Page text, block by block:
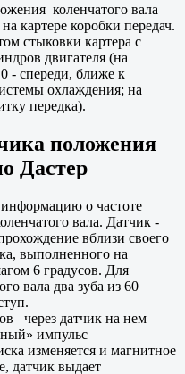
коленчатого вала
картере коробки передач.
стыковки картера с
двигателя (на
- спереди, ближе к
охлаждения; на
передка).
положения
Дастер
о частоте
вала. Датчик -
вблизи своего
выполненного на
6 градусов. Для
вала два зуба из 60
через датчик на нем
импульс
изменяется и магнитное
датчик выдает